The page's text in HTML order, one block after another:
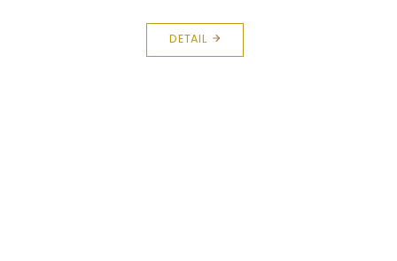
DETAIL